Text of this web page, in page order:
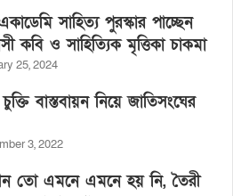
সাহিত্য পুরস্কার পাচ্ছেন
কবি ও সাহিত্যিক মৃত্তিকা চাকমা
25, 2024
চুক্তি বাস্তবায়ন নিয়ে জাতিসংঘের
3, 2022
তো এমনে এমনে হয় নি, তৈরী